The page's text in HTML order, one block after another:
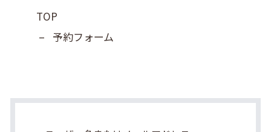
TOP
– 予約フォーム